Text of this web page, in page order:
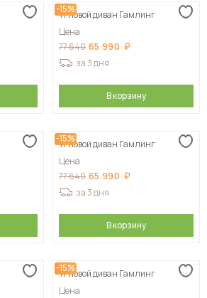
-15%
Угловой диван Гамлинг
Цена
77 640 65 990
за 3 дня
В корзину
-15%
Угловой диван Гамлинг
Цена
77 640 65 990
за 3 дня
В корзину
-15%
Угловой диван Гамлинг
Цена